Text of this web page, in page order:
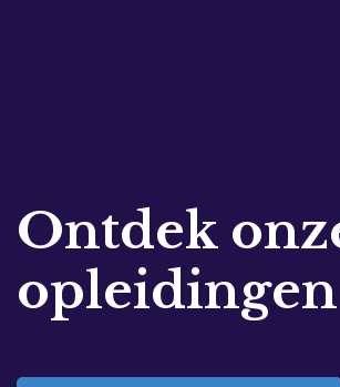
Ontdek
opleidingen